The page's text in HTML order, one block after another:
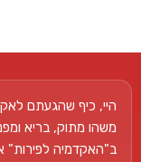
היי, כיף שהגעתם
משהו מתוק, בריא
ב"האקדמיה לפירות"